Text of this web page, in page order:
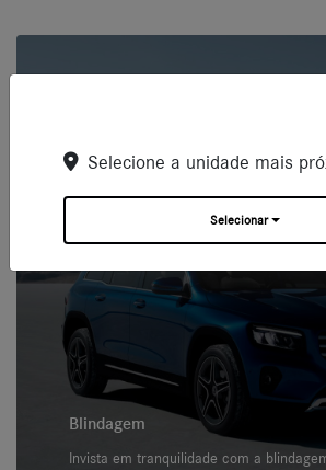
Blindagem
Invista em tranquilidade com a
Selecione a unidade mais
Selecionar